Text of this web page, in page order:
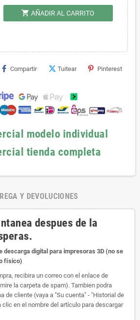
shopping_cart AÑADIR AL CARRITO
Compartir Tuitear Pinterest
modelo individual
tienda completa
Y DEVOLUCIONES
despues de la
descarga digital para impresoras 3D (no se
físico)
recibira un correo con el enlace de
la carpeta de spam). Tambien podra
de cliente (vaya a "Su cuenta" - "Historial de
clic en el nombre del artículo para descargar